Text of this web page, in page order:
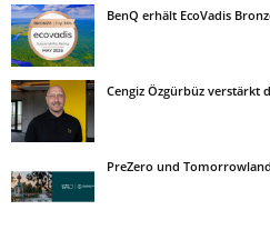
BenQ erhält EcoVadis
Cengiz Özgürbüz verstärkt
PreZero und